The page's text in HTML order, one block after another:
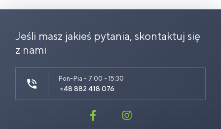
Jeśli masz jakieś pytania, skontaktuj się
z nami
Pon-Pia - 7:00 - 15:30
+48 882 418 076